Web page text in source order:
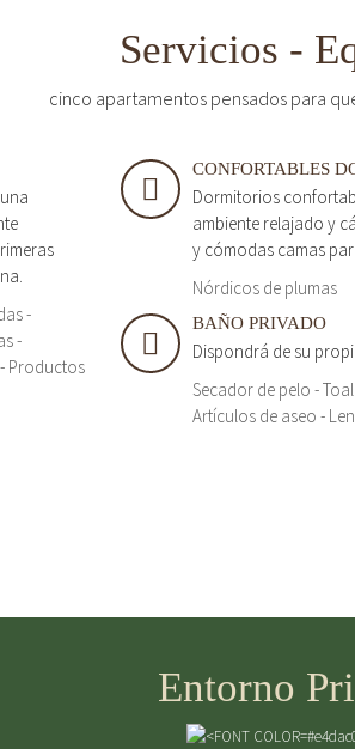
Servicios -
cinco apartamentos pensados para
-
-
Productos
CONFORTABLES
Dormitorios
ambiente relajado y
y cómodas camas
Nórdicos de plumas
BAÑO PRIVADO
Dispondrá de su
Secador de pelo -
Artículos de aseo -
Entorno